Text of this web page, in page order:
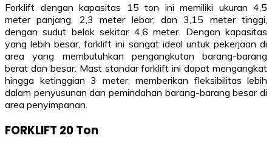
Forklift dengan kapasitas 15 ton ini memiliki ukuran 4,5
meter panjang, 2,3 meter lebar, dan 3,15 meter tinggi,
dengan sudut belok sekitar 4,6 meter. Dengan kapasitas
yang lebih besar, forklift ini sangat ideal untuk pekerjaan di
area yang membutuhkan pengangkutan barang-barang
berat dan besar. Mast standar forklift ini dapat mengangkat
hingga ketinggian 3 meter, memberikan fleksibilitas lebih
dalam penyusunan dan pemindahan barang-barang besar di
area penyimpanan.
FORKLIFT 20 Ton